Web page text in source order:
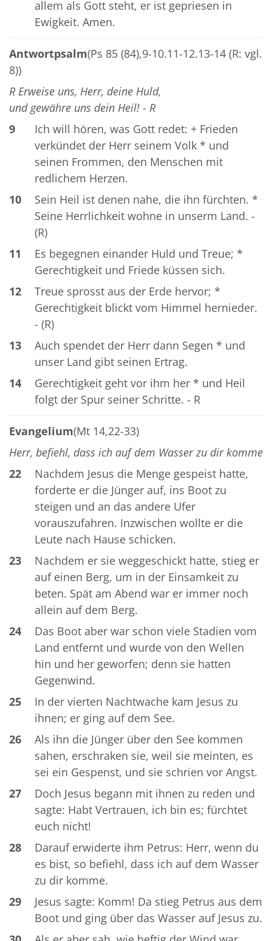
allem als Gott steht, er ist gepriesen in
Ewigkeit. Amen.
Antwortpsalm(Ps 85 (84),9-10.11-12.13-14 (R: vgl.
8))
R Erweise uns, Herr, deine Huld,
und gewähre uns dein Heil! - R
9
Ich will hören, was Gott redet: + Frieden
verkündet der Herr seinem Volk * und
seinen Frommen, den Menschen mit
redlichem Herzen.
10
Sein Heil ist denen nahe, die ihn fürchten. *
Seine Herrlichkeit wohne in unserm Land. -
(R)
11
Es begegnen einander Huld und Treue; *
Gerechtigkeit und Friede küssen sich.
12
Treue sprosst aus der Erde hervor; *
Gerechtigkeit blickt vom Himmel hernieder.
- (R)
13
Auch spendet der Herr dann Segen * und
unser Land gibt seinen Ertrag.
14
Gerechtigkeit geht vor ihm her * und Heil
folgt der Spur seiner Schritte. - R
Evangelium(Mt 14,22-33)
Herr, befiehl, dass ich auf dem Wasser zu dir komme
22
Nachdem Jesus die Menge gespeist hatte,
forderte er die Jünger auf, ins Boot zu
steigen und an das andere Ufer
vorauszufahren. Inzwischen wollte er die
Leute nach Hause schicken.
23
Nachdem er sie weggeschickt hatte, stieg er
auf einen Berg, um in der Einsamkeit zu
beten. Spät am Abend war er immer noch
allein auf dem Berg.
24
Das Boot aber war schon viele Stadien vom
Land entfernt und wurde von den Wellen
hin und her geworfen; denn sie hatten
Gegenwind.
25
In der vierten Nachtwache kam Jesus zu
ihnen; er ging auf dem See.
26
Als ihn die Jünger über den See kommen
sahen, erschraken sie, weil sie meinten, es
sei ein Gespenst, und sie schrien vor Angst.
27
Doch Jesus begann mit ihnen zu reden und
sagte: Habt Vertrauen, ich bin es; fürchtet
euch nicht!
28
Darauf erwiderte ihm Petrus: Herr, wenn du
es bist, so befiehl, dass ich auf dem Wasser
zu dir komme.
29
Jesus sagte: Komm! Da stieg Petrus aus dem
Boot und ging über das Wasser auf Jesus zu.